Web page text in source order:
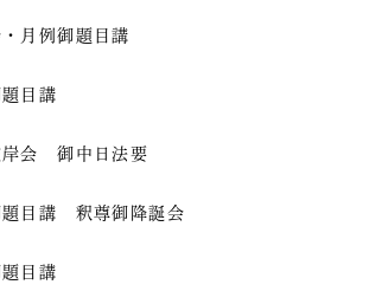
月例御題目講
目講
会 御中日法要
目講 釈尊御降誕会
目講